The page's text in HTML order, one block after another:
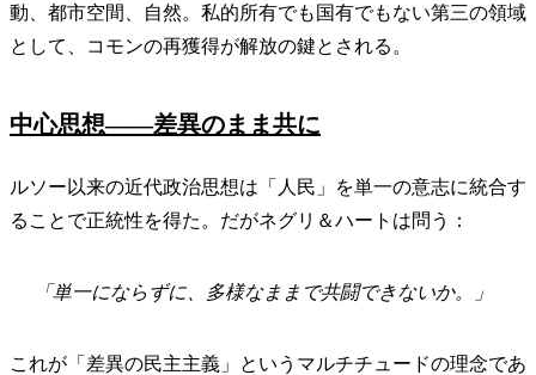
動、都市空間、自然。私的所有でも国有でもない第三の領域
として、コモンの再獲得が解放の鍵とされる。
中心思想——差異のまま共に
ルソー以来の近代政治思想は「人民」を単一の意志に統合す
ることで正統性を得た。だがネグリ＆ハートは問う：
「単一にならずに、多様なままで共闘できないか。」
これが「差異の民主主義」というマルチチュードの理念であ